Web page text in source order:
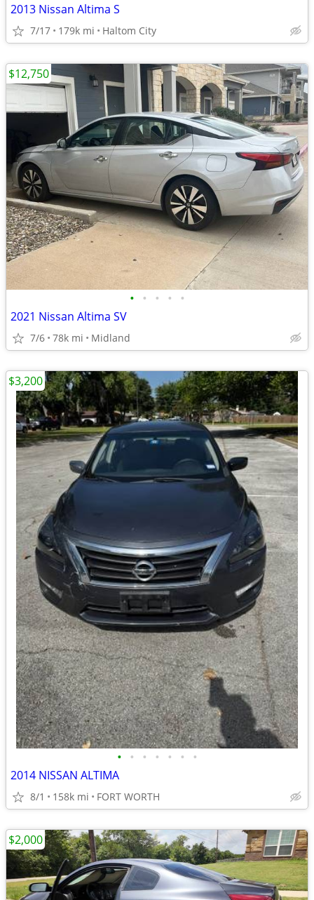
2013 Nissan Altima S
7/17 179k mi Haltom City
• • • • •
2021 Nissan Altima SV
7/6 78k mi Midland
$12,750
• • • • • • •
2014 NISSAN ALTIMA
8/1 158k mi FORT WORTH
$3,200
$2,000